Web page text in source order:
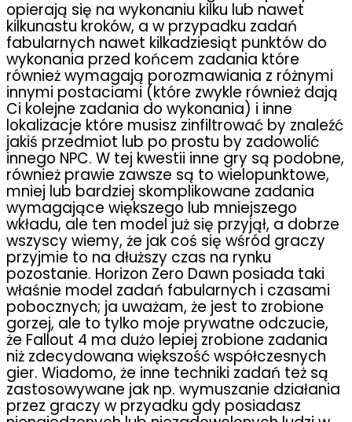
opierają się na wykonaniu kilku lub nawet
kilkunastu kroków, a w przypadku zadań
fabularnych nawet kilkadziesiąt punktów do
wykonania przed końcem zadania które
również wymagają porozmawiania z różnymi
innymi postaciami (które zwykle również dają
Ci kolejne zadania do wykonania) i inne
lokalizacje które musisz zinfiltrować by znaleźć
jakiś przedmiot lub po prostu by zadowolić
innego NPC. W tej kwestii inne gry są podobne,
również prawie zawsze są to wielopunktowe,
mniej lub bardziej skomplikowane zadania
wymagające większego lub mniejszego
wkładu, ale ten model już się przyjął, a dobrze
wszyscy wiemy, że jak coś się wśród graczy
przyjmie to na dłuższy czas na rynku
pozostanie. Horizon Zero Dawn posiada taki
właśnie model zadań fabularnych i czasami
pobocznych; ja uważam, że jest to zrobione
gorzej, ale to tylko moje prywatne odczucie,
że Fallout 4 ma dużo lepiej zrobione zadania
niż zdecydowana większość współczesnych
gier. Wiadomo, że inne techniki zadań też są
zastosowywane jak np. wymuszanie działania
przez graczy w przyadku gdy posiadasz